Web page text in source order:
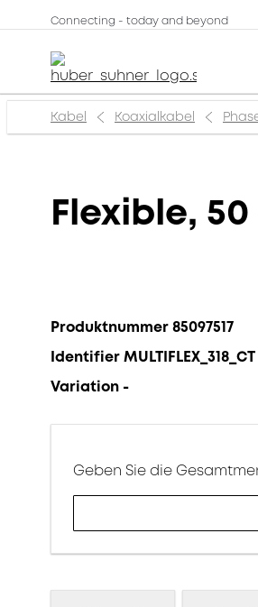
Connecting - today and beyond
Kabel Koaxialkabel
Flexible, 50
Produktnummer 85097517
Identifier MULTIFLEX_318_CT
Variation -
Geben Sie die